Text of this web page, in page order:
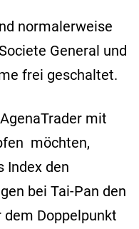
normalerweise
General und
frei geschaltet.
mit
möchten,
Index den
bei Tai-Pan den
Doppelpunkt